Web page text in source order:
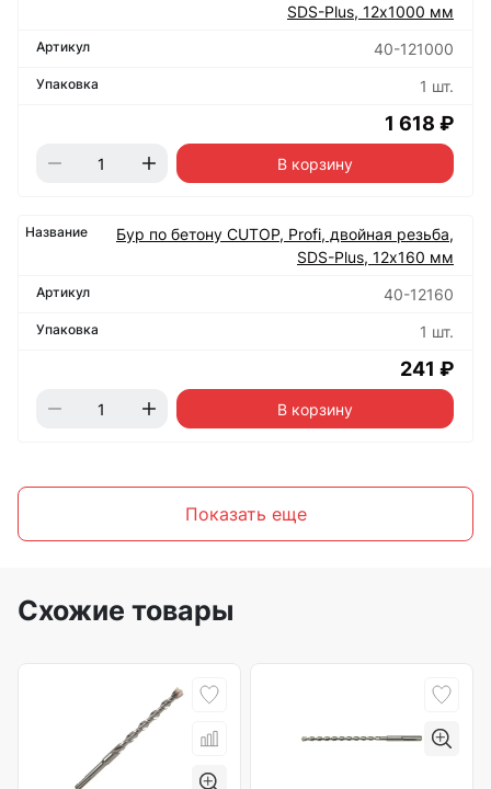
SDS-Plus, 12х1000 мм
40-121000
1 шт.
1 618 ₽
В корзину
Бур по бетону CUTOP, Profi, двойная резьба,
SDS-Plus, 12х160 мм
40-12160
1 шт.
241 ₽
В корзину
Показать еще
Схожие товары